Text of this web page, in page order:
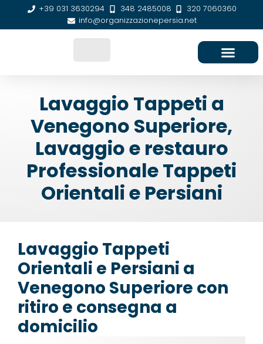
+39 031 3630294 348 2485008
320 7060360
info@organizzazionepersia.net
Lavaggio Tappeti a
Venegono Superiore,
Lavaggio e restauro
Professionale Tappeti
Orientali e Persiani
Lavaggio Tappeti
Orientali e Persiani a
Venegono Superiore con
ritiro e consegna a
domicilio